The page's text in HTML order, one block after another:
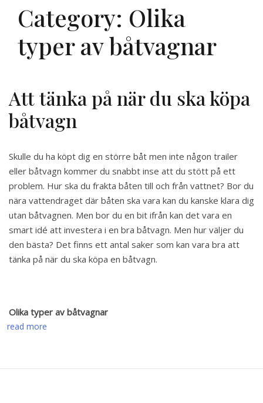
Category: Olika
typer av båtvagnar
Att tänka på när du ska köpa
båtvagn
Skulle du ha köpt dig en större båt men inte någon trailer
eller båtvagn kommer du snabbt inse att du stött på ett
problem. Hur ska du frakta båten till och från vattnet? Bor du
nära vattendraget där båten ska vara kan du kanske klara dig
utan båtvagnen. Men bor du en bit ifrån kan det vara en
smart idé att investera i en bra båtvagn. Men hur väljer du
den bästa? Det finns ett antal saker som kan vara bra att
tänka på när du ska köpa en båtvagn.
Olika typer av båtvagnar
read more